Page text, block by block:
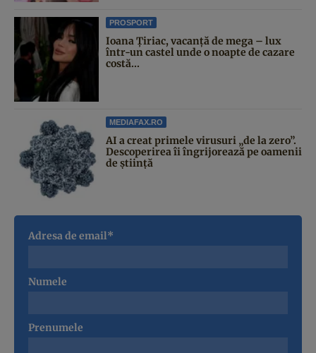
PROSPORT
Ioana Țiriac, vacanță de mega – lux
într-un castel unde o noapte de cazare
costă...
MEDIAFAX.RO
AI a creat primele virusuri „de la zero”.
Descoperirea îi îngrijorează pe oamenii
de știință
Adresa de email*
Numele
Prenumele